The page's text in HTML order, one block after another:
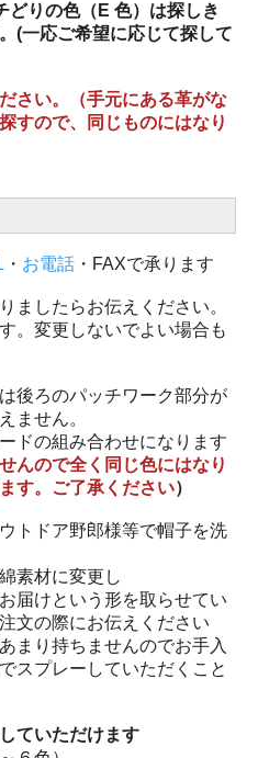
どりの色（E 色）は探しき
(一応ご希望に応じて探して
さい。（手元にある革がな
すので、同じものにはなり
・ お電話 ・FAXで承ります
ましたらお伝えください。
。変更しないでよい場合も
後ろのパッチワーク部分が
ません。
ドの組み合わせになります
んので全く同じ色にはなり
す。ご了承ください）
トドア野郎様等で帽子を洗
素材に変更し
届けという形を取らせてい
文の際にお伝えください
まり持ちませんのでお手入
スプレーしていただくこと
ていただけます